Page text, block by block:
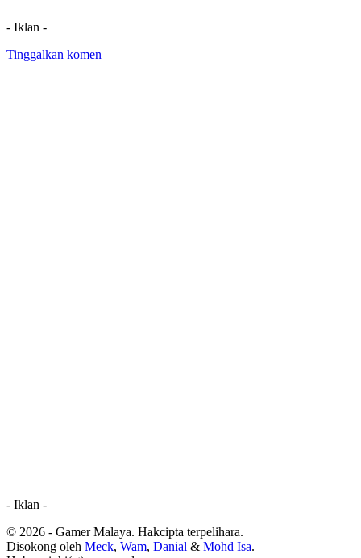
- Iklan -
Tinggalkan komen
- Iklan -
© 2026 - Gamer Malaya. Hakcipta terpelihara.
Disokong oleh Meck, Wam, Danial & Mohd Isa.